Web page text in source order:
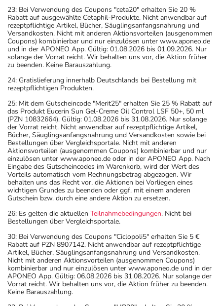
23: Bei Verwendung des Coupons "ceta20" erhalten Sie 20 %
Rabatt auf ausgewählte Cetaphil-Produkte. Nicht anwendbar auf
rezeptpflichtige Artikel, Bücher, Säuglingsanfangsnahrung und
Versandkosten. Nicht mit anderen Aktionsvorteilen (ausgenommen
Coupons) kombinierbar und nur einzulösen unter www.aponeo.de
und in der APONEO App. Gültig: 01.08.2026 bis 01.09.2026. Nur
solange der Vorrat reicht. Wir behalten uns vor, die Aktion früher
zu beenden. Keine Barauszahlung.
24: Gratislieferung innerhalb Deutschlands bei Bestellung mit
rezeptpflichtigen Produkten.
25: Mit dem Gutscheincode "Merit25" erhalten Sie 25 % Rabatt auf
das Produkt Eucerin Sun Gel-Creme Oil Control LSF 50+, 50 ml
(PZN 10832664). Gültig: 01.08.2026 bis 31.08.2026. Nur solange
der Vorrat reicht. Nicht anwendbar auf rezeptpflichtige Artikel,
Bücher, Säuglingsanfangsnahrung und Versandkosten sowie bei
Bestellungen über Vergleichsportale. Nicht mit anderen
Aktionsvorteilen (ausgenommen Coupons) kombinierbar und nur
einzulösen unter www.aponeo.de oder in der APONEO App. Nach
Eingabe des Gutscheincodes im Warenkorb, wird der Wert des
Vorteils automatisch vom Rechnungsbetrag abgezogen. Wir
behalten uns das Recht vor, die Aktionen bei Vorliegen eines
wichtigen Grundes zu beenden oder ggf. mit einem anderen
Gutschein bzw. durch eine andere Aktion zu ersetzen.
26: Es gelten die aktuellen Teilnahmebedingungen. Nicht bei
Bestellungen über Vergleichsportale.
30: Bei Verwendung des Coupons "Ciclopoli5" erhalten Sie 5 €
Rabatt auf PZN 8907142. Nicht anwendbar auf rezeptpflichtige
Artikel, Bücher, Säuglingsanfangsnahrung und Versandkosten.
Nicht mit anderen Aktionsvorteilen (ausgenommen Coupons)
kombinierbar und nur einzulösen unter www.aponeo.de und in der
APONEO App. Gültig: 06.08.2026 bis 31.08.2026. Nur solange der
Vorrat reicht. Wir behalten uns vor, die Aktion früher zu beenden.
Keine Barauszahlung.